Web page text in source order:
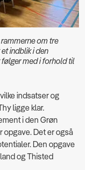
om tre
indblik i den
følger med i forhold til
indsatser og
ligge klar.
i den Grøn
opgave. Det er også
Den opgave
og Thisted